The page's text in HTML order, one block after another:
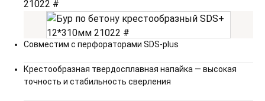
Совместим с перфораторами SDS-plus
Крестообразная твердосплавная напайка — высокая
точность и стабильность сверления